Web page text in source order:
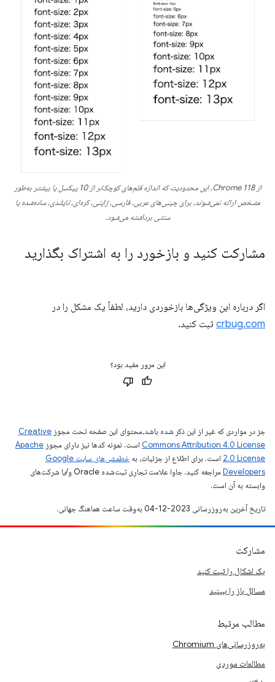
از Chrome 118، این محدودیت که اندازه قلم‌های کوچک‌تر از 10 پیکسل یا بیشتر به‌طور
مشخص ارائه نمی‌شوند، برای چینی‌های عربی، فارسی، ژاپنی، کره‌ای، تایلندی، ساده‌شده یا
سنتی برداشته می‌شود.
مشارکت کنید و بازخورد را به اشتراک بگذارید
اگر درباره این ویژگی‌ها بازخوردی دارید، لطفاً یک مشکل را در
crbug.com ثبت کنید.
این مرور مفید بود؟
جز در مواردی که غیر از این ذکر شده باشد،‌محتوای این صفحه تحت مجوز Creative
Commons Attribution 4.0 License است. نمونه کدها نیز دارای مجوز Apache
2.0 License است. برای اطلاع از جزئیات، به
خطمشی‌های سایت Google
Developers‏
مراجعه کنید. جاوا علامت تجاری ثبت‌شده Oracle و/یا شرکت‌های
وابسته به آن است.
تاریخ آخرین به‌روزرسانی 2023-12-04 به‌وقت ساعت هماهنگ جهانی.
مشارکت
یک اشکال را ثبت کنید
مسائل باز را ببینید
مطالب مرتبط
به‌روزرسانی‌های Chromium
مطالعات موردی